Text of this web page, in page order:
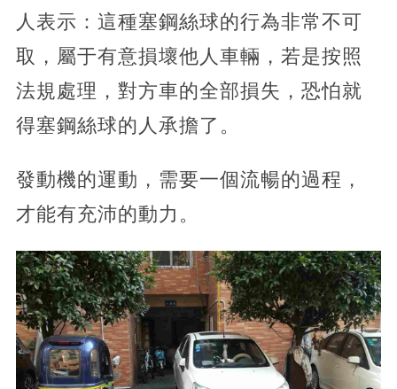
人表示：這種塞鋼絲球的行為非常不可
取，屬于有意損壞他人車輛，若是按照
法規處理，對方車的全部損失，恐怕就
得塞鋼絲球的人承擔了。
發動機的運動，需要一個流暢的過程，
才能有充沛的動力。